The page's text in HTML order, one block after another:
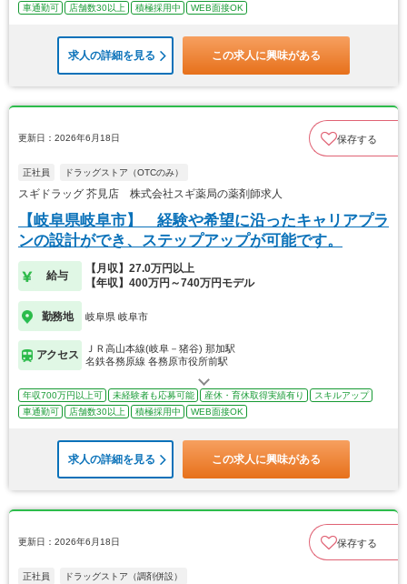
車通勤可
店舗数30以上 積極採用中 WEB面接OK
求人の詳細を見る この求人に興味がある
更新日：2026年6月18日 保存する
正社員 ドラッグストア（OTCのみ）
スギドラッグ 芥見店 株式会社スギ薬局の薬剤師求人
【岐阜県岐阜市】 経験や希望に沿ったキャリアプラ
ンの設計ができ、ステップアップが可能です。
給与
【月収】27.0万円以上
【年収】400万円～740万円モデル
勤務地 岐阜県 岐阜市
アクセス
ＪＲ高山本線(岐阜－猪谷) 那加駅
名鉄各務原線 各務原市役所前駅
年収700万円以上可 未経験者も応募可能 産休・育休取得実績有り
スキルアップ
車通勤可
店舗数30以上 積極採用中 WEB面接OK
求人の詳細を見る この求人に興味がある
更新日：2026年6月18日 保存する
正社員 ドラッグストア（調剤併設）